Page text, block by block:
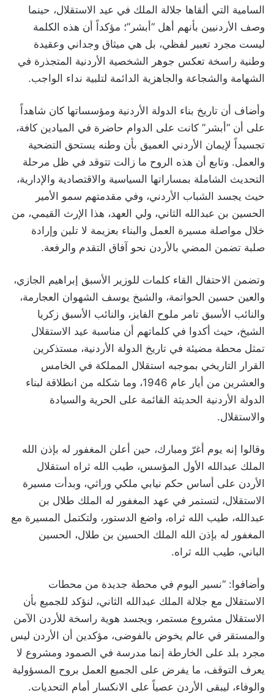
السامية التي ألقاها جلالة الملك في عيد الاستقلال، حينما
وصف الأردنيين بأنهم أهل “أبشر”؛ مؤكداً أن هذه الكلمة
ليست مجرد تعبير لفظي، بل هي ميثاق وجداني وعقيدة
وطنية راسخة تعكس جوهر الشخصية الأردنية المتجذرة في
الشهامة والشجاعة والجاهزية الدائمة لتلبية نداء الواجب.
وأضاف أن تاريخ بناء الدولة الأردنية ومؤسساتها كان شاهداً
على أن “أبشر” كانت على الدوام حاضرة في الميادين كافة،
تجسيداً لإيمان الأردني العميق بأن وطنه يستحق التضحية
والعمل. وتابع أن هذه الروح ما زالت تتوقد في ظل مرحلة
التحديث الشاملة بمساراتها السياسية والاقتصادية والإدارية،
حيث يجسد الشباب الأردني، وفي مقدمتهم سمو الأمير
الحسين بن عبدالله الثاني، ولي العهد، هذا الإرث القيمي، من
خلال مواصلة مسيرة العمل والبناء بعزيمة لا تلين وإرادة
صلبة تضمن المضي بالأردن نحو آفاق التقدم والرفعة.
وتضمن الاحتفال القاء كلمات للوزير الأسبق إبراهيم الجازي،
والعين حسين الحواتمة، والشيخ يوسف الشهوان العجارمة،
والنائب الأسبق تامر ملوح الفايز، والنائب الأسبق زكريا
الشيخ، حيث أكدوا في كلماتهم أن مناسبة عيد الاستقلال
تمثل محطة مضيئة في تاريخ الدولة الأردنية، مستذكرين
القرار التاريخي بموجبه استقلال المملكة في الخامس
والعشرين من أيار عام 1946، وما شكله من انطلاقة لبناء
الدولة الأردنية الحديثة القائمة على الحرية والسيادة
والاستقلال.
وقالوا إنه يوم أغرّ ومبارك، حين أعلن المغفور له بإذن الله
الملك عبدالله الأول المؤسس، طيب الله ثراه استقلال
الأردن على أساس حكم نيابي ملكي وراثي، وبدأت مسيرة
الاستقلال، لتستمر في عهد المغفور له الملك طلال بن
عبدالله، طيب الله ثراه، واضع الدستور، ولتكتمل المسيرة مع
المغفور له بإذن الله الملك الحسين بن طلال، الحسين
الباني، طيب الله ثراه.
وأضافوا: “نسير اليوم في محطة جديدة من محطات
الاستقلال مع جلالة الملك عبدالله الثاني، لنؤكد للجميع بأن
الاستقلال مشروع مستمر، ويجسد هوية راسخة للأردن الآمن
والمستقر في عالم يخوض بالفوضى، مؤكدين أن الأردن ليس
مجرد بلد على الخارطة إنما مدرسة في الصمود ومشروع لا
يعرف التوقف، ما يفرض على الجميع العمل بروح المسؤولية
والوفاء، ليبقى الأردن عصياً على الانكسار أمام التحديات.